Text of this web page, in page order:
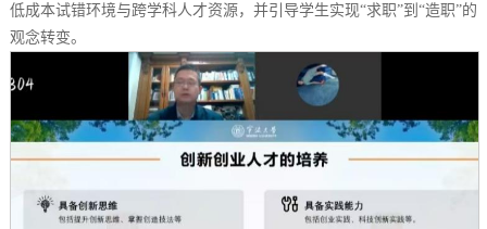
低成本试错环境与跨学科人才资源，并引导学生实现“求职”到“造职”的
观念转变。